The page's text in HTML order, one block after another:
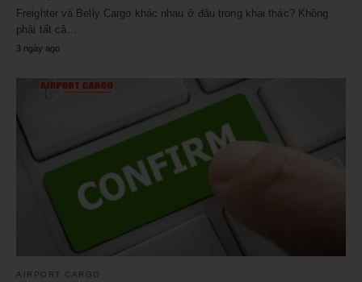
Freighter và Belly Cargo khác nhau ở đâu trong khai thác? Không
phải tất cả…
3 ngày ago
AIRPORT CARGO